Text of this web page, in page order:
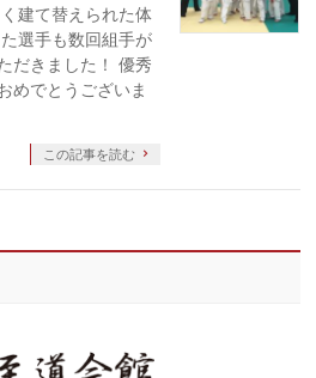
建て替えられた体
選手も数回組手が
だきました！ 優秀
めでとうございま
この記事を読む